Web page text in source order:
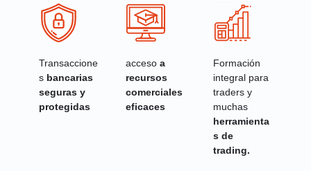
Transaccione
s bancarias
seguras y
protegidas
accesoa
recursos
comerciales
eficaces
Formación
integral para
traders y
muchas
herramienta
s de
trading.